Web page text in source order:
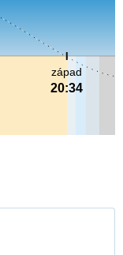
západ
20:34